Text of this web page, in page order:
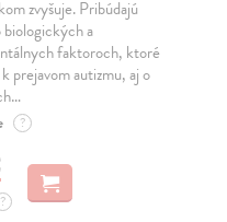
zvyšuje. Pribúdajú
biologických a
faktoroch, ktoré
prejavom autizmu, aj o
?
?